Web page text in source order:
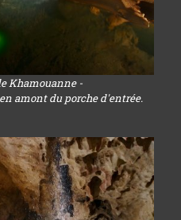
Khamouanne -
amont du porche d'entrée.